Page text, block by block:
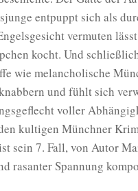
entpuppt sich als
vermuten
kocht. Und
wie melancholische
und fühlt sich
voller
kultigen Münchner
sein 7. Fall, von Autor
rasanter Spannung